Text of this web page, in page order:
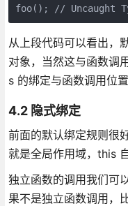
从上段代码可以看出，
对象，当然这与函数调
s 的绑定与函数调用位置
4.2 隐式绑定
前面的默认绑定规则很
就是全局作用域，this
独立函数的调用我们可
果不是独立函数调用，